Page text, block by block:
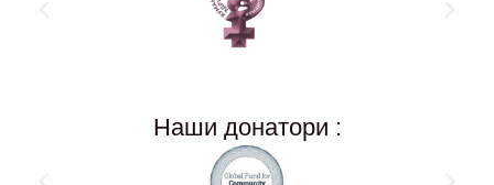
Наши донатори :